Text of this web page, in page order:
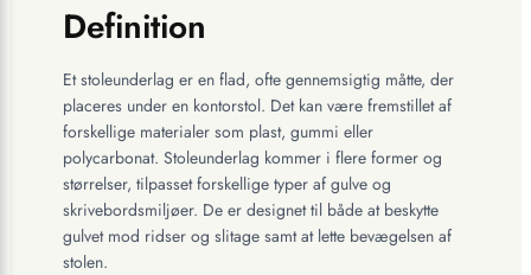
Definition
Et stoleunderlag er en flad, ofte gennemsigtig måtte, der
placeres under en kontorstol. Det kan være fremstillet af
forskellige materialer som plast, gummi eller
polycarbonat. Stoleunderlag kommer i flere former og
størrelser, tilpasset forskellige typer af gulve og
skrivebordsmiljøer. De er designet til både at beskytte
gulvet mod ridser og slitage samt at lette bevægelsen af
stolen.